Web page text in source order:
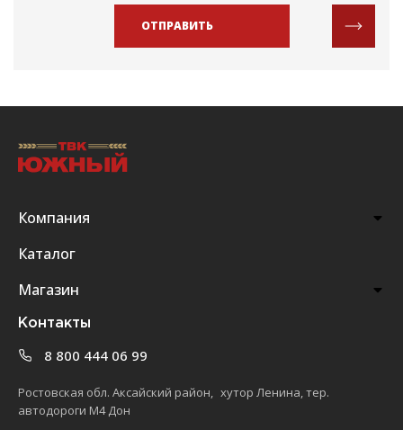
ОТПРАВИТЬ
Компания
Каталог
Магазин
Контакты
8 800 444 06 99
Ростовская обл. Аксайский район, хутор Ленина, тер.
автодороги М4 Дон